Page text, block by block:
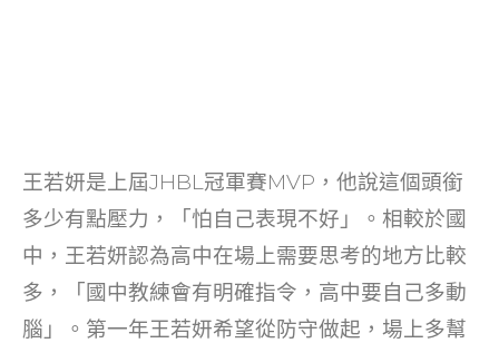
王若妍是上屆JHBL冠軍賽MVP，他說這個頭銜
多少有點壓力，「怕自己表現不好」。相較於國
中，王若妍認為高中在場上需要思考的地方比較
多，「國中教練會有明確指令，高中要自己多動
腦」。第一年王若妍希望從防守做起，場上多幫